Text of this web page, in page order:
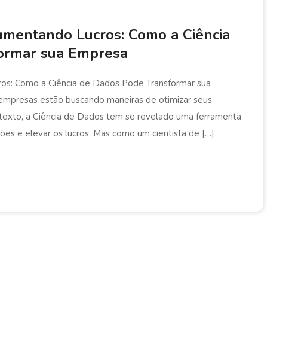
Lucros: Como a Ciência
sua Empresa
Como a Ciência de Dados Pode Transformar sua
estão buscando maneiras de otimizar seus
a Ciência de Dados tem se revelado uma ferramenta
e elevar os lucros. Mas como um cientista de […]